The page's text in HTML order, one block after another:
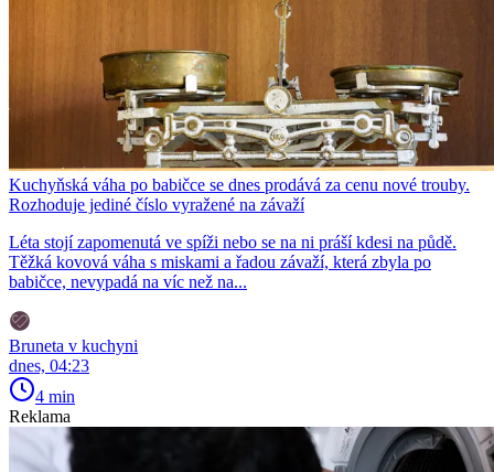
Kuchyňská váha po babičce se dnes prodává za cenu nové trouby.
Rozhoduje jediné číslo vyražené na závaží
Léta stojí zapomenutá ve spíži nebo se na ni práší kdesi na půdě.
Těžká kovová váha s miskami a řadou závaží, která zbyla po
babičce, nevypadá na víc než na...
Bruneta v kuchyni
dnes, 04:23
4 min
Reklama